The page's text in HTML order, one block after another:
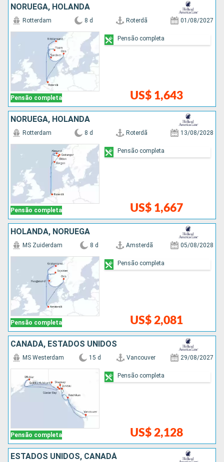
NORUEGA, HOLANDA
Pensão completa
Rotterdam 8 d Roterdã 01/08/2027
US$ 1,643
Pensão completa
NORUEGA, HOLANDA
Pensão completa
Rotterdam 8 d Roterdã 13/08/2028
US$ 1,667
Pensão completa
HOLANDA, NORUEGA
Pensão completa
MS Zuiderdam 8 d Amsterdã 05/08/2028
US$ 2,081
Pensão completa
CANADÁ, ESTADOS UNIDOS
Pensão completa
MS Westerdam 15 d Vancouver 29/08/2027
US$ 2,128
Pensão completa
ESTADOS UNIDOS, CANADÁ